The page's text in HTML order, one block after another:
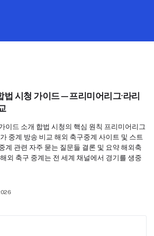
법 시청 가이드—프리미어리그·라리
이드 소개 합법 시청의 핵심 원칙 프리미어리그
중계 방송 비교 해외 축구중계 사이트 및 스트
계 관련 자주 묻는 질문들 결론 및 요약 해외축
외 축구 중계는 전 세계 채널에서 경기를 생중